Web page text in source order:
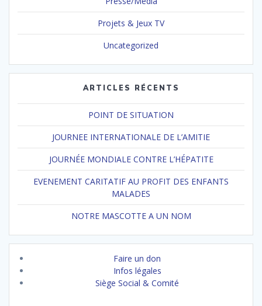
Projets & Jeux TV
Uncategorized
ARTICLES RÉCENTS
POINT DE SITUATION
JOURNEE INTERNATIONALE DE L’AMITIE
JOURNÉE MONDIALE CONTRE L’HÉPATITE
EVENEMENT CARITATIF AU PROFIT DES ENFANTS
MALADES
NOTRE MASCOTTE A UN NOM
Faire un don
Infos légales
Siège Social & Comité